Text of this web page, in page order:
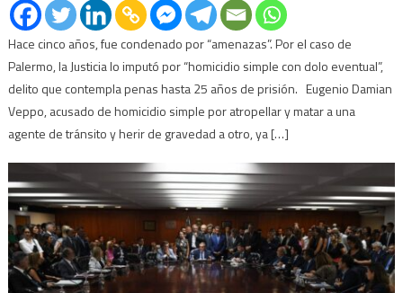
Hace cinco años, fue condenado por “amenazas”. Por el caso de
Palermo, la Justicia lo imputó por “homicidio simple con dolo eventual”,
delito que contempla penas hasta 25 años de prisión. Eugenio Damian
Veppo, acusado de homicidio simple por atropellar y matar a una
agente de tránsito y herir de gravedad a otro, ya […]